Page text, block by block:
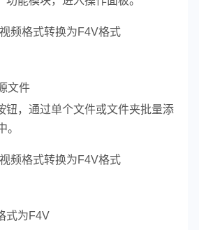
文件
钮，通过单个文件或文件夹批量添
。
式为F4V